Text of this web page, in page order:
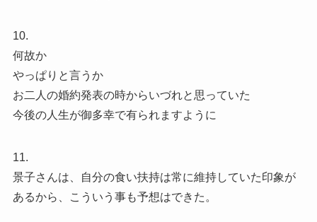
10.
何故か
やっぱりと言うか
お二人の婚約発表の時からいづれと思っていた
今後の人生が御多幸で有られますように
11.
景子さんは、自分の食い扶持は常に維持していた印象が
あるから、こういう事も予想はできた。